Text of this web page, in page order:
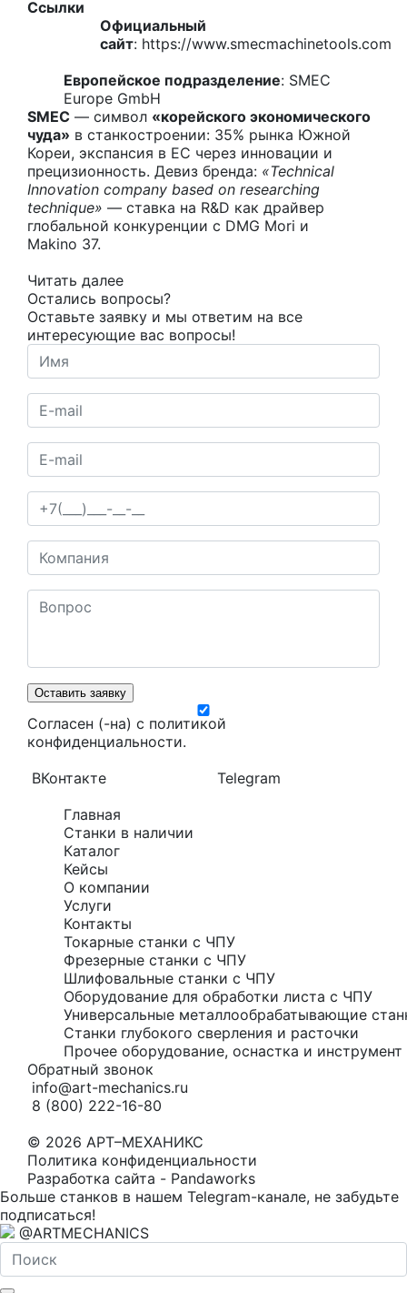
Ссылки
Официальный
сайт: https://www.smecmachinetools.com
Европейское подразделение: SMEC
Europe GmbH
SMEC — символ «корейского экономического
чуда» в станкостроении: 35% рынка Южной
Кореи, экспансия в ЕС через инновации и
прецизионность. Девиз бренда: «Technical
Innovation company based on researching
technique» — ставка на R&D как драйвер
глобальной конкуренции с DMG Mori и
Makino 37.
Читать далее
Остались вопросы?
Оставьте заявку и мы ответим на все
интересующие вас вопросы!
Оставить заявку
Согласен (-на) с политикой
конфиденциальности.
ВКонтакте
Telegram
Главная
Станки в наличии
Каталог
Кейсы
О компании
Услуги
Контакты
Токарные станки с ЧПУ
Фрезерные станки с ЧПУ
Шлифовальные станки с ЧПУ
Оборудование для обработки листа с ЧПУ
Универсальные металлообрабатывающие
Станки глубокого сверления и расточки
Прочее оборудование, оснастка и
Обратный звонок
info@art-mechanics.ru
8 (800) 222-16-80
© 2026 АРТ–МЕХАНИКС
Политика конфиденциальности
Разработка сайта - Pandaworks
Больше станков в нашем Telegram-канале, не забудьте
подписаться!
@ARTMECHANICS